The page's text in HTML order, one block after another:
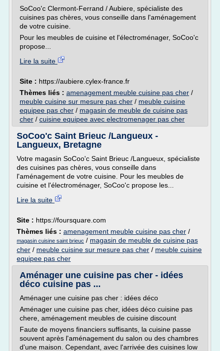
SoCoo'c Clermont-Ferrand / Aubiere, spécialiste des
cuisines pas chères, vous conseille dans l'aménagement
de votre cuisine.
Pour les meubles de cuisine et l'électroménager, SoCoo'c
propose...
Lire la suite
Site : https://aubiere.cylex-france.fr
Thèmes liés : amenagement meuble cuisine pas cher /
meuble cuisine sur mesure pas cher / meuble cuisine
equipee pas cher / magasin de meuble de cuisine pas
cher / cuisine equipee avec electromenager pas cher
SoCoo'c Saint Brieuc /Langueux -
Langueux, Bretagne
Votre magasin SoCoo'c Saint Brieuc /Langueux, spécialiste
des cuisines pas chères, vous conseille dans
l'aménagement de votre cuisine. Pour les meubles de
cuisine et l'électroménager, SoCoo'c propose les...
Lire la suite
Site : https://foursquare.com
Thèmes liés : amenagement meuble cuisine pas cher /
magasin cuisine saint brieuc / magasin de meuble de cuisine pas
cher / meuble cuisine sur mesure pas cher / meuble cuisine
equipee pas cher
Aménager une cuisine pas cher - idées
déco cuisine pas ...
Aménager une cuisine pas cher : idées déco
Aménager une cuisine pas cher, idées déco cuisine pas
chere, aménagement meubles de cuisine discount
Faute de moyens financiers suffisants, la cuisine passe
souvent après l'aménagement du salon ou des chambres
d'une maison. Cependant, avec l'arrivée des cuisines low